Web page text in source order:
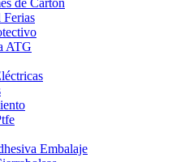
de Cartón
Ferias
ATG
Embalaje